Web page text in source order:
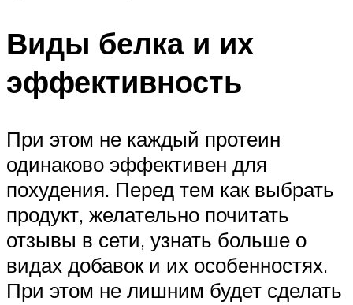
Виды белка и их
эффективность
При этом не каждый протеин
одинаково эффективен для
похудения. Перед тем как выбрать
продукт, желательно почитать
отзывы в сети, узнать больше о
видах добавок и их особенностях.
При этом не лишним будет сделать